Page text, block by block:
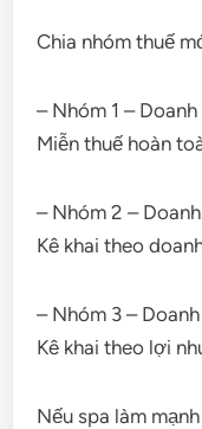
Chia nhóm thuế
– Nhóm 1 –
Miễn thuế hoàn
– Nhóm 2 –
Kê khai theo
– Nhóm 3 –
Kê khai theo lợi
Nếu spa làm